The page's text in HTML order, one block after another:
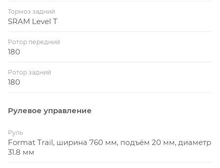
Тормоз задний
SRAM Level T
Ротор передний
180
Ротор задний
180
Рулевое управление
Руль
Format Trail, ширина 760 мм, подъём 20 мм, диаметр
31.8 мм